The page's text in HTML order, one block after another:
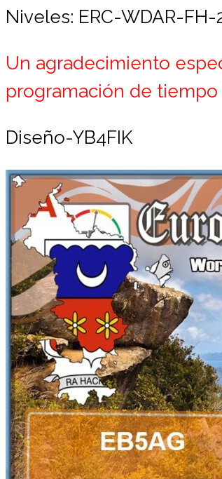
Niveles: ERC-WDAR-FH-
Un agradecimiento
programación de tiempo
Diseño-YB4FIK